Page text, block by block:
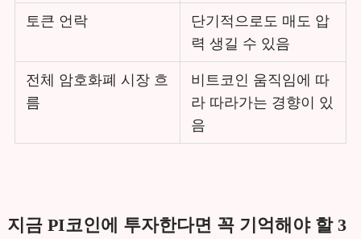
토큰 언락
단기적으로도 매도 압
력 생길 수 있음
전체 암호화폐 시장 흐
름
비트코인 움직임에 따
라 따라가는 경향이 있
음
지금 PI코인에 투자한다면 꼭 기억해야 할 3